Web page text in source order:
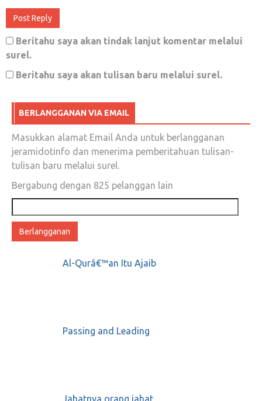
Beritahu saya akan tindak lanjut komentar melalui
surel.
Beritahu saya akan tulisan baru melalui surel.
BERLANGGANAN VIA EMAIL
Masukkan alamat Email Anda untuk berlangganan
jeramidotinfo dan menerima pemberitahuan tulisan-
tulisan baru melalui surel.
Bergabung dengan 825 pelanggan lain
email
Al-Qurâ€™an Itu Ajaib
Passing and Leading
Jahatnya orang jahat